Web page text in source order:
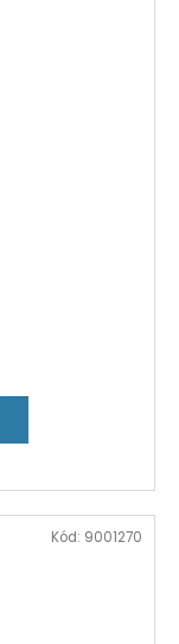
Kód: 9001270